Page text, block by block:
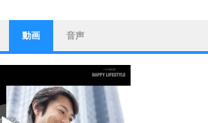
ストレス対策
他人と比べない。
いっそのこと、他人を見ない。
いらいらしない人になる30の方法
プラス思考
ポジティブになれない原因は、行動しないから。
動画 音声